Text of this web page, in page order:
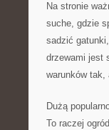
Na stronie
suche, gdzie
sadzić
drzewami jest
warunków tak,
Dużą
To raczej